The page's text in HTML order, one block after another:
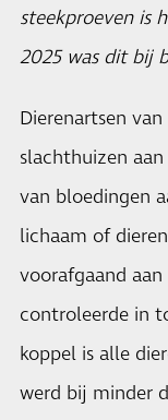
steekproeven is
2025 was dit bij
Dierenartsen
slachthuizen
van bloedingen
lichaam of
voorafgaand
controleerde in
koppel is alle
werd bij minder